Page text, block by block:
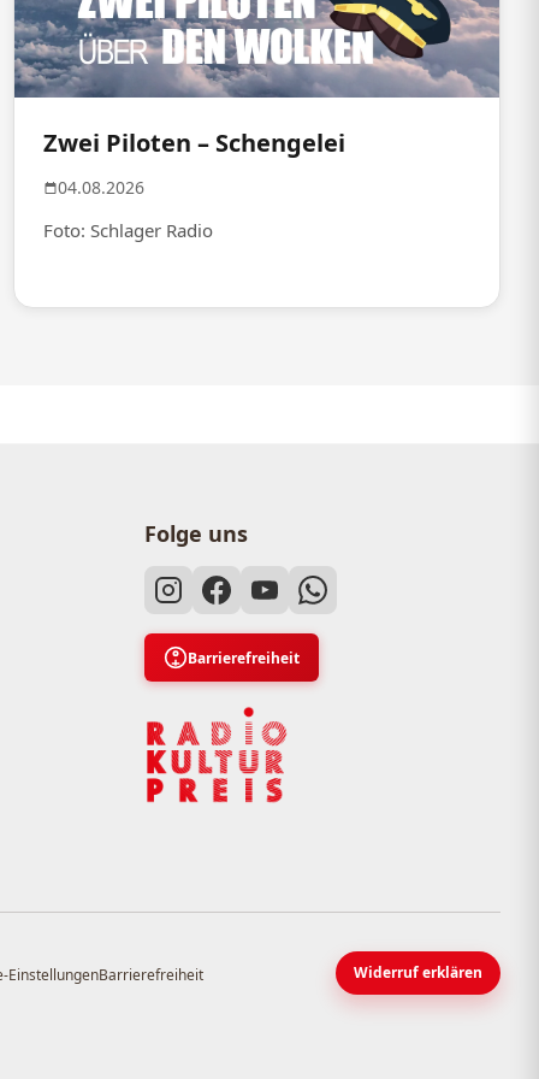
Zwei Piloten – Schengelei
04.08.2026
Foto: Schlager Radio
Folge uns
Barrierefreiheit
EinstellungenBarrierefreiheit Widerruf erklären